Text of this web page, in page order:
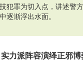
犯罪为切入点，讲述警
逐渐浮出水面。
力派阵容演绎正邪